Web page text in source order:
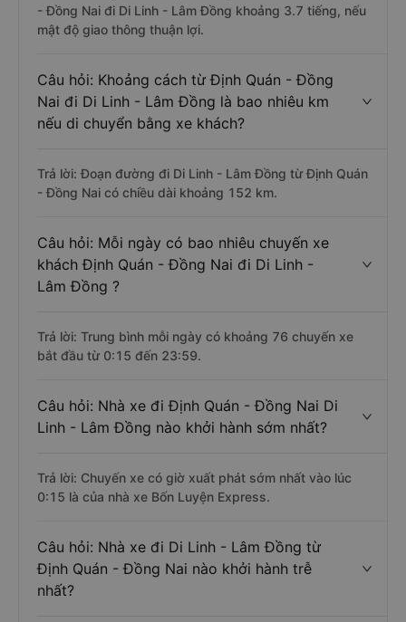
- Đồng Nai đi Di Linh - Lâm Đồng khoảng 3.7 tiếng, nếu
mật độ giao thông thuận lợi.
Câu hỏi: Khoảng cách từ Định Quán - Đồng
Nai đi Di Linh - Lâm Đồng là bao nhiêu km
nếu di chuyển bằng xe khách?
Trả lời: Đoạn đường đi Di Linh - Lâm Đồng từ Định Quán
- Đồng Nai có chiều dài khoảng 152 km.
Câu hỏi: Mỗi ngày có bao nhiêu chuyến xe
khách Định Quán - Đồng Nai đi Di Linh -
Lâm Đồng ?
Trả lời: Trung bình mỗi ngày có khoảng 76 chuyến xe
bắt đầu từ 0:15 đến 23:59.
Câu hỏi: Nhà xe đi Định Quán - Đồng Nai Di
Linh - Lâm Đồng nào khởi hành sớm nhất?
Trả lời: Chuyến xe có giờ xuất phát sớm nhất vào lúc
0:15 là của nhà xe Bốn Luyện Express.
Câu hỏi: Nhà xe đi Di Linh - Lâm Đồng từ
Định Quán - Đồng Nai nào khởi hành trễ
nhất?